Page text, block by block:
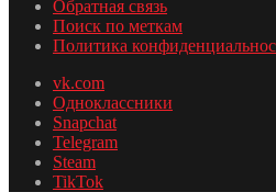
Обратная связь
Поиск по меткам
Политика
vk.com
Одноклассники
Snapchat
Telegram
Steam
TikTok